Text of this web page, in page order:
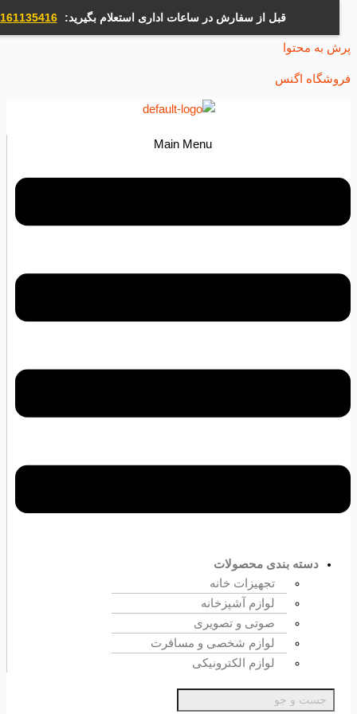
قبل از سفارش در ساعات اداری استعلام بگیرید: 09161135416
محتوا
اگنس
Main Menu
دسته بندی محصولات
تجهیزات خانه
لوازم آشپزخانه
صوتی و تصویری
لوازم شخصی و مسافرت
لوازم الکترونیکی